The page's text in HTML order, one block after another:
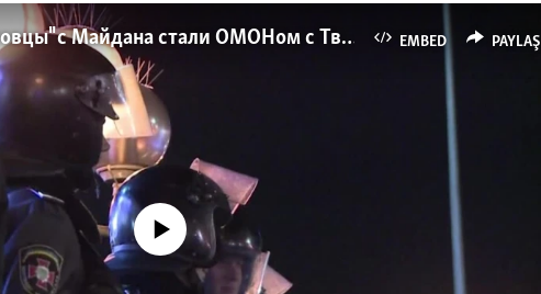
EMBED PAYLAŞ
Как украинские "беркутовцы" с Майдана стали ОМОНом с Тверской
No media source currently available